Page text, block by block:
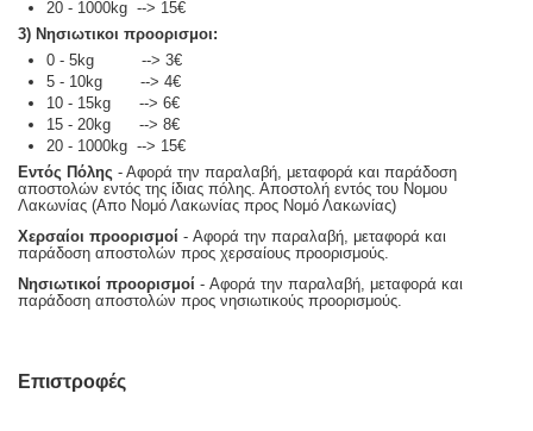
20 - 1000kg --> 15€
3) Νησιωτικοι προορισμοι:
0 - 5kg --> 3€
5 - 10kg --> 4€
10 - 15kg --> 6€
15 - 20kg --> 8€
20 - 1000kg --> 15€
Εντός Πόλης - Αφορά την παραλαβή, μεταφορά και παράδοση
αποστολών εντός της ίδιας πόλης. Αποστολή εντός του Νομου
Λακωνίας (Απο Νομό Λακωνίας προς Νομό Λακωνίας)
Χερσαίοι προορισμοί - Αφορά την παραλαβή, μεταφορά και
παράδοση αποστολών προς χερσαίους προορισμούς.
Νησιωτικοί προορισμοί - Αφορά την παραλαβή, μεταφορά και
παράδοση αποστολών προς νησιωτικούς προορισμούς.
Επιστροφές